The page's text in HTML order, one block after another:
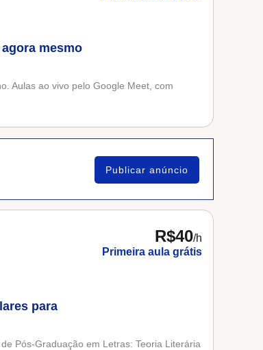
mesmo
Aulas ao vivo pelo Google Meet, com
Publicar anúncio
R$40/h
Primeira aula grátis
para
Pós-Graduação em Letras: Teoria Literária